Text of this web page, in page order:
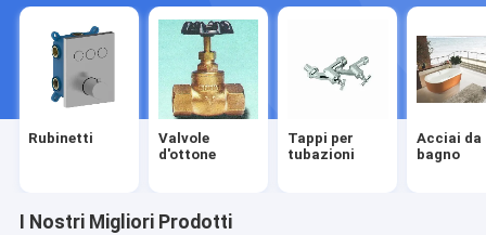
Rubinetti
Valvole
d'ottone
Tappi per
tubazioni
Acciai da
bagno
I Nostri Migliori Prodotti